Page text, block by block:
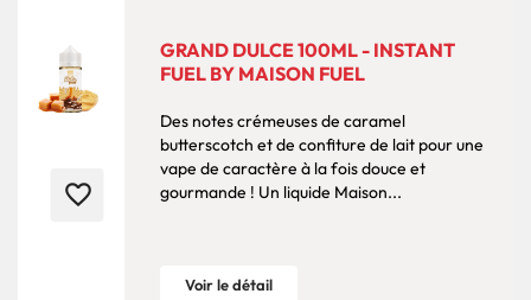
favorite_border
GRAND DULCE 100ML - INSTANT
FUEL BY MAISON FUEL
Des notes crémeuses de caramel
butterscotch et de confiture de lait pour une
vape de caractère à la fois douce et
gourmande ! Un liquide Maison...
Voir le détail